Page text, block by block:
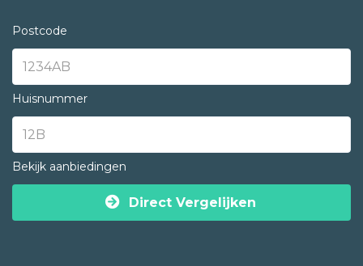
Postcode
Huisnummer
Bekijk aanbiedingen
Direct Vergelijken